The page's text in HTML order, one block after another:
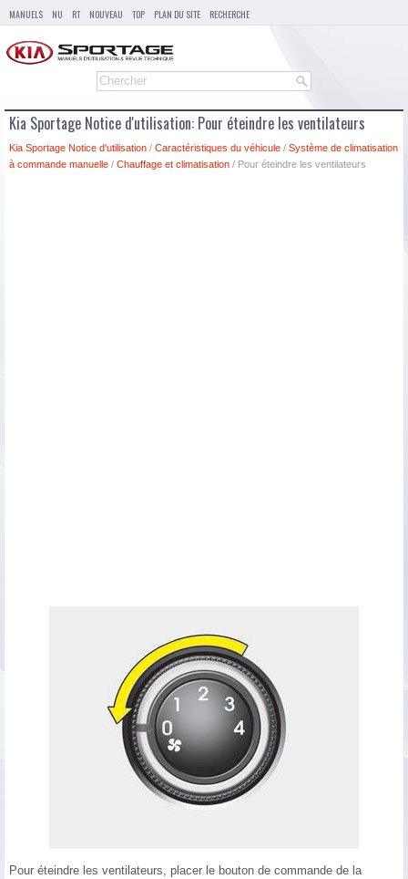
MANUELS NU RT NOUVEAU TOP PLAN DU SITE RECHERCHE
Kia Sportage Notice d'utilisation: Pour éteindre les ventilateurs
Kia Sportage Notice d'utilisation / Caractéristiques du véhicule / Système de climatisation
à commande manuelle / Chauffage et climatisation / Pour éteindre les ventilateurs
Pour éteindre les ventilateurs, placer le bouton de commande de la